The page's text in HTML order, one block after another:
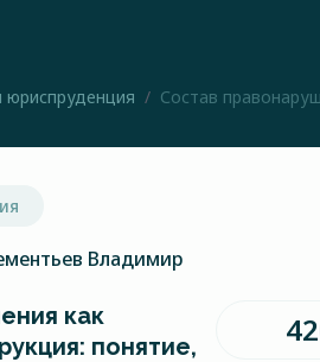
юриспруденция Состав
Владимир
как
понятие,